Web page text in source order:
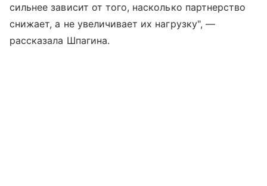
сильнее зависит от того, насколько партнерство
снижает, а не увеличивает их нагрузку", —
рассказала Шпагина.